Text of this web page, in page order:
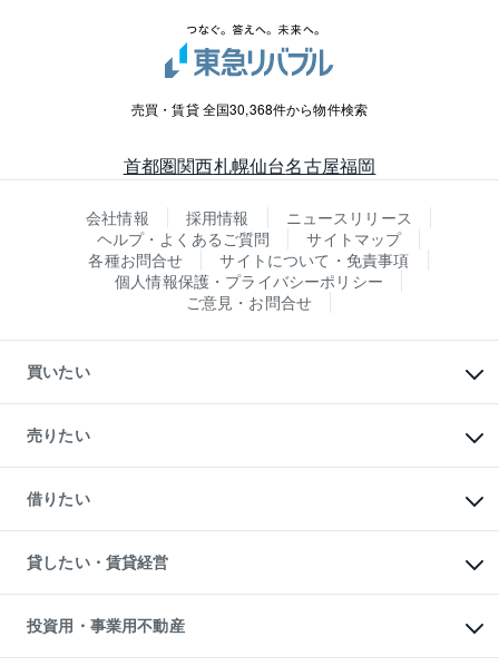
売買・賃貸 全国30,368件から物件検索
首都圏関西札幌仙台名古屋福岡
会社情報 採用情報
ニュースリリース
ヘルプ・よくあるご質問
サイトマップ
各種お問合せ
サイトについて・免責事項
個人情報保護・プライバシーポリシー
ご意見・お問合せ
買いたい
新築・分譲マンションの購入
中古マンションの購入
一戸建ての購入
中古一戸建ての購入
不動産購入の流れ
注目キーワード物件特集
購入ガイド
English 繁体中文簡体中文
売りたい
一戸建ての売却・査定
土地の売却・査定
スピードAI査定
不動産査定について
不動産売却の流れ
不動産買換えの流れ
売却ガイド
借りたい
オフィス・店舗の賃貸
借りるときの流れ
借りるガイド
貸したい・賃貸経営
マンション賃料データ
賃貸管理プラン
リロケーションについて
投資用・事業用不動産